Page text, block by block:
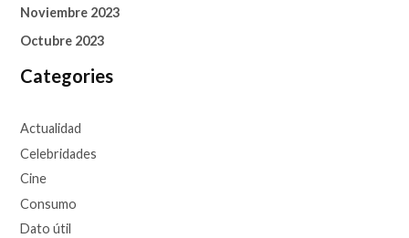
Noviembre 2023
Octubre 2023
Categories
Actualidad
Celebridades
Cine
Consumo
Dato útil